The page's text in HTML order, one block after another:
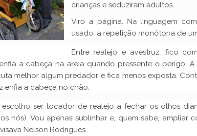
crianças e seduziram adultos.
Viro a página. Na linguagem
usado: a repetição monótona de
Entre realejo e avestruz, fico
a cabeça na areia quando pressente o perigo.
melhor algum predador e fica menos exposta.
enfia a cabeça no chão.
escolho ser tocador de realejo a fechar os olhos
nós). Vou apenas sublinhar e, quem sabe, ampliar
Nelson Rodrigues.